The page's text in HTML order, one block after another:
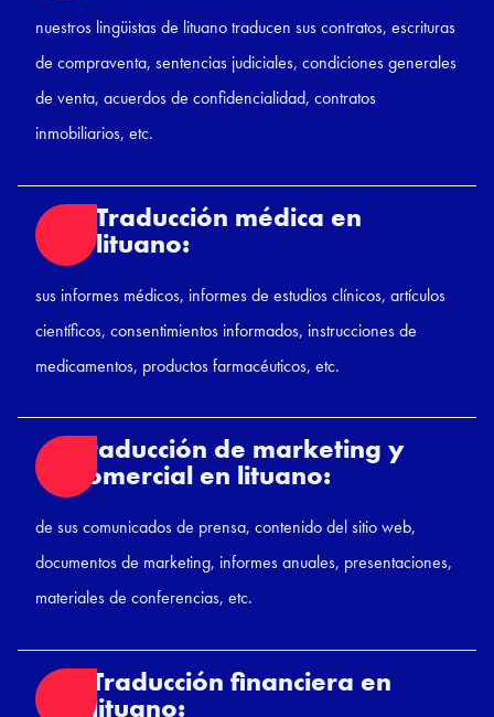
nuestros lingüistas de lituano traducen sus contratos, escrituras
de compraventa, sentencias judiciales, condiciones generales
de venta, acuerdos de confidencialidad, contratos
inmobiliarios, etc.
Traducción médica en
lituano:
sus informes médicos, informes de estudios clínicos, artículos
científicos, consentimientos informados, instrucciones de
medicamentos, productos farmacéuticos, etc.
Traducción de marketing y
comercial en lituano:
de sus comunicados de prensa, contenido del sitio web,
documentos de marketing, informes anuales, presentaciones,
materiales de conferencias, etc.
Traducción financiera en
lituano: